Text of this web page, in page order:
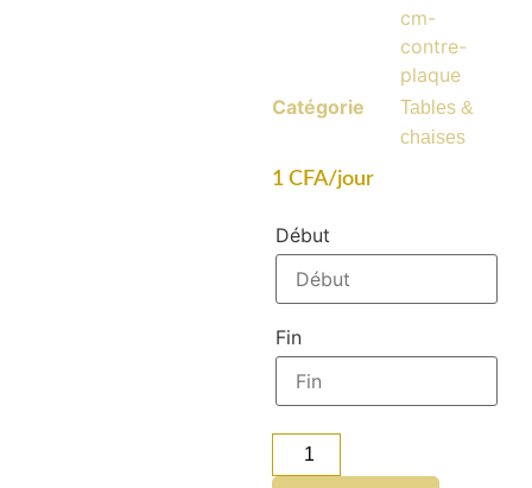
cm-
contre-
plaque
Catégorie
Tables &
chaises
1CFA/jour
Début
Fin